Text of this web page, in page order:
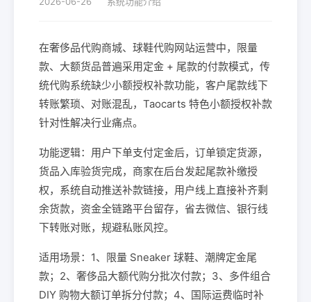
在奢侈品代购商城、球鞋代购网站运营中，限量
款、大额货品普遍采用定金 + 尾款的付款模式，传
统代购系统缺少小额授权补款功能，客户尾款线下
转账繁琐、对账混乱，Taocarts 特色小额授权补款
针对性解决行业痛点。
功能逻辑：用户下单支付定金后，订单锁定货源，
货品入库验货完成，商家在后台发起尾款补缴授
权，系统自动推送补款链接，用户线上直接补齐剩
余货款，资金全链路平台留存，省去微信、银行线
下转账对账，规避私账风控。
适用场景：1、限量 Sneaker 球鞋、潮牌定金尾
款；2、奢侈品大额代购分批次付款；3、多件组合
DIY 购物大额订单拆分付款；4、国际运费临时补